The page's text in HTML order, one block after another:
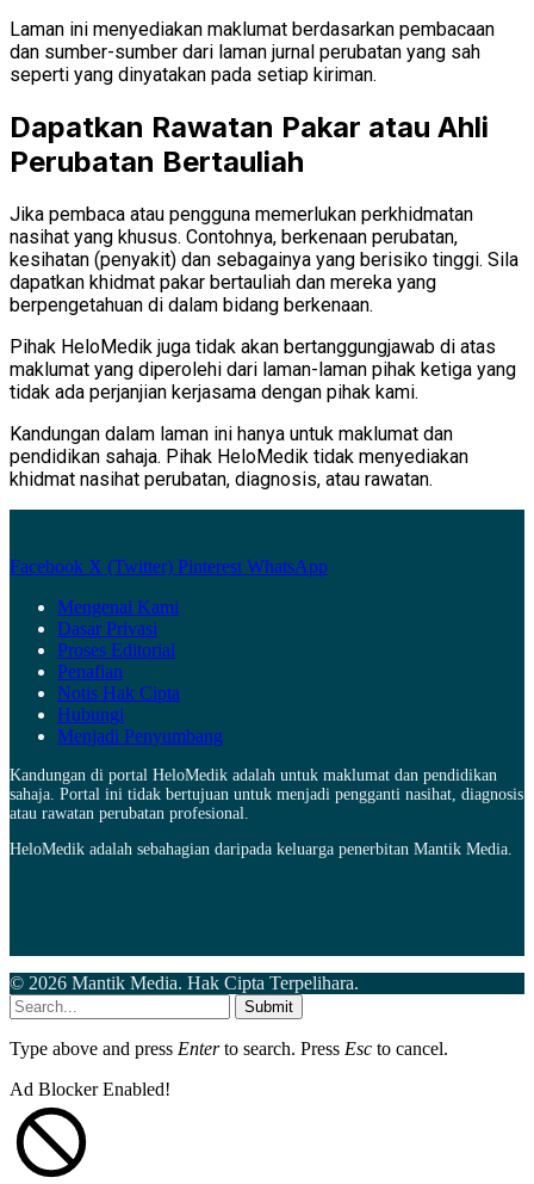
Laman ini menyediakan maklumat berdasarkan pembacaan
dan sumber-sumber dari laman jurnal perubatan yang sah
seperti yang dinyatakan pada setiap kiriman.
Dapatkan Rawatan Pakar atau Ahli
Perubatan Bertauliah
Jika pembaca atau pengguna memerlukan perkhidmatan
nasihat yang khusus. Contohnya, berkenaan perubatan,
kesihatan (penyakit) dan sebagainya yang berisiko tinggi. Sila
dapatkan khidmat pakar bertauliah dan mereka yang
berpengetahuan di dalam bidang berkenaan.
Pihak HeloMedik juga tidak akan bertanggungjawab di atas
maklumat yang diperolehi dari laman-laman pihak ketiga yang
tidak ada perjanjian kerjasama dengan pihak kami.
Kandungan dalam laman ini hanya untuk maklumat dan
pendidikan sahaja. Pihak HeloMedik tidak menyediakan
khidmat nasihat perubatan, diagnosis, atau rawatan.
Facebook X (Twitter) Pinterest WhatsApp
Mengenai Kami
Dasar Privasi
Proses Editorial
Penafian
Notis Hak Cipta
Hubungi
Menjadi Penyumbang
Kandungan di portal HeloMedik adalah untuk maklumat dan pendidikan
sahaja. Portal ini tidak bertujuan untuk menjadi pengganti nasihat, diagnosis
atau rawatan perubatan profesional.
HeloMedik adalah sebahagian daripada keluarga penerbitan Mantik Media.
© 2026 Mantik Media. Hak Cipta Terpelihara.
Submit
Type above and press Enterto search. Press Esc to cancel.
Ad Blocker Enabled!